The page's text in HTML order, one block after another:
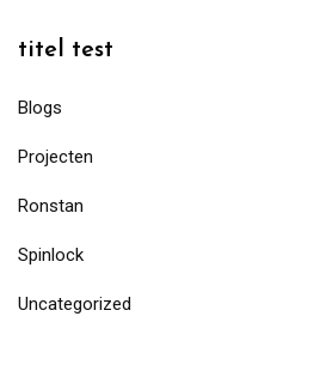
titel test
Blogs
Projecten
Ronstan
Spinlock
Uncategorized